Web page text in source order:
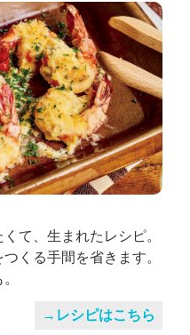
て、生まれたレシピ。
くる手間を省きます。
→レシピはこちら